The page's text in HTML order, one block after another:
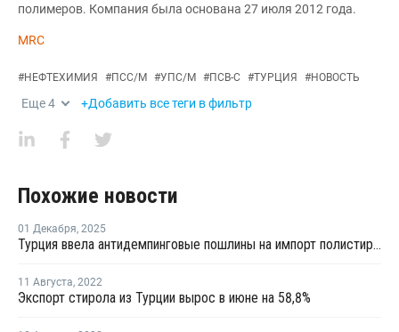
полимеров. Компания была основана 27 июля 2012 года.
MRC
#НЕФТЕХИМИЯ #ПСС/М #УПС/М #ПСВ-С #ТУРЦИЯ #НОВОСТЬ
Еще4 +Добавить все теги в фильтр
Похожие новости
01 Декабря, 2025
Турция ввела антидемпинговые пошлины на импорт полистирола из РФ, КНР, Индии и Тайланда
11 Августа, 2022
Экспорт стирола из Турции вырос в июне на 58,8%